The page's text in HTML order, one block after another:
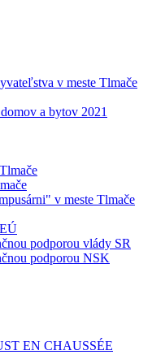
v meste Tlmače
a bytov 2021
v meste Tlmače
podporou vlády SR
podporou NSK
EN CHAUSSÉE